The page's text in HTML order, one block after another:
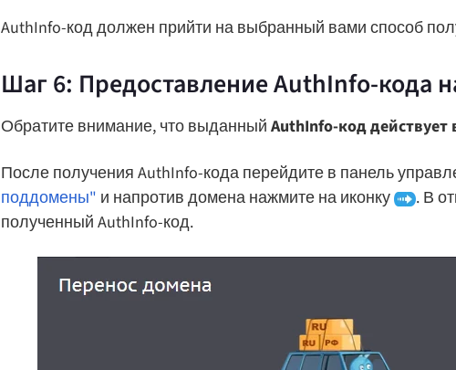
AuthInfo-код должен прийти на выбранный вами способ
Шаг 6: Предоставление AuthInfo-кода
Обратите внимание, что выданный AuthInfo-код действует
После получения AuthInfo-кода перейдите в панель
поддомены" и напротив домена нажмите на иконку
. В
полученный AuthInfo-код.